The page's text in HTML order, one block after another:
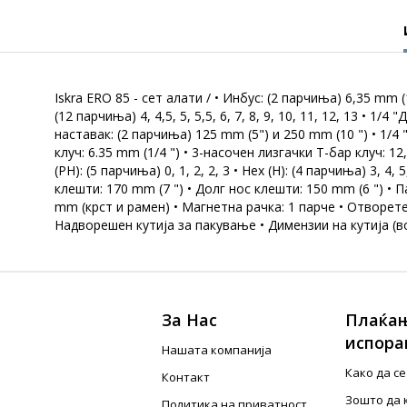
Iskra ERO 85 - сет алати / • Инбус: (2 парчиња) 6,35
(12 парчиња) 4, 4,5, 5, 5,5, 6, 7, 8, 9, 10, 11, 12, 13 • 1/4
наставак: (2 парчиња) 125 mm (5") и 250 mm (10 ") • 1/
клуч: 6.35 mm (1/4 ") • 3-насочен лизгачки Т-бар клуч:
(PH): (5 парчиња) 0, 1, 2, 2, 3 • Hex (H): (4 парчиња) 3, 4,
клешти: 170 mm (7 ") • Долг нос клешти: 150 mm (6 ") •
mm (крст и рамен) • Магнетна рачка: 1 парче •
Надворешен кутија за пакување • Димензии на кутија
За Нас
Нашата компанија
Контакт
Како да
Зошто да